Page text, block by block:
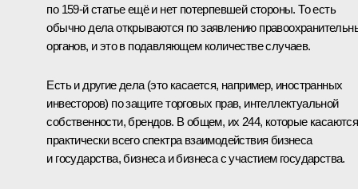
по 159‑й статье ещё и нет потерпевшей стороны. То есть
обычно дела открываются по заявлению
органов, и это в подавляющем количестве случаев.
Есть и другие дела (это касается, например, иностранных
инвесторов) по защите торговых прав, интеллектуальной
собственности, брендов. В общем, их 244, которые касаются
практически всего спектра взаимодействия бизнеса
и государства, бизнеса и бизнеса с участием государства.